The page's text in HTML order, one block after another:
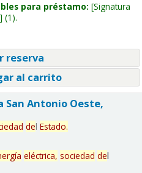
para préstamo: Signatura
(1).
reserva
al carrito
Antonio Oeste,
del Estado.
eléctrica, sociedad del